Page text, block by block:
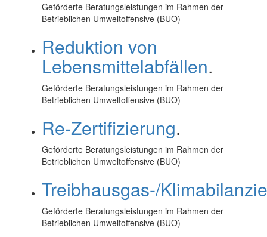
Geförderte Beratungsleistungen im Rahmen der
Betrieblichen Umweltoffensive (BUO)
Reduktion von
Lebensmittelabfällen.
Geförderte Beratungsleistungen im Rahmen der
Betrieblichen Umweltoffensive (BUO)
Re-Zertifizierung.
Geförderte Beratungsleistungen im Rahmen der
Betrieblichen Umweltoffensive (BUO)
Treibhausgas-/
Geförderte Beratungsleistungen im Rahmen der
Betrieblichen Umweltoffensive (BUO)